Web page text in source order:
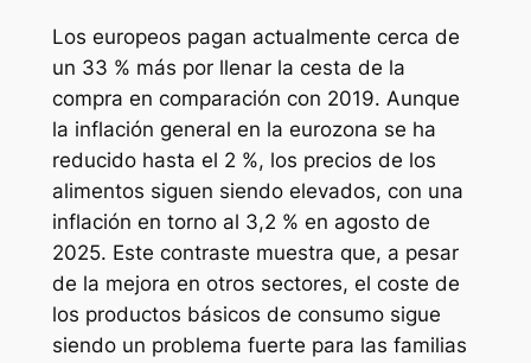
Los europeos pagan actualmente cerca de
un 33 % más por llenar la cesta de la
compra en comparación con 2019. Aunque
la inflación general en la eurozona se ha
reducido hasta el 2 %, los precios de los
alimentos siguen siendo elevados, con una
inflación en torno al 3,2 % en agosto de
2025. Este contraste muestra que, a pesar
de la mejora en otros sectores, el coste de
los productos básicos de consumo sigue
siendo un problema fuerte para las familias